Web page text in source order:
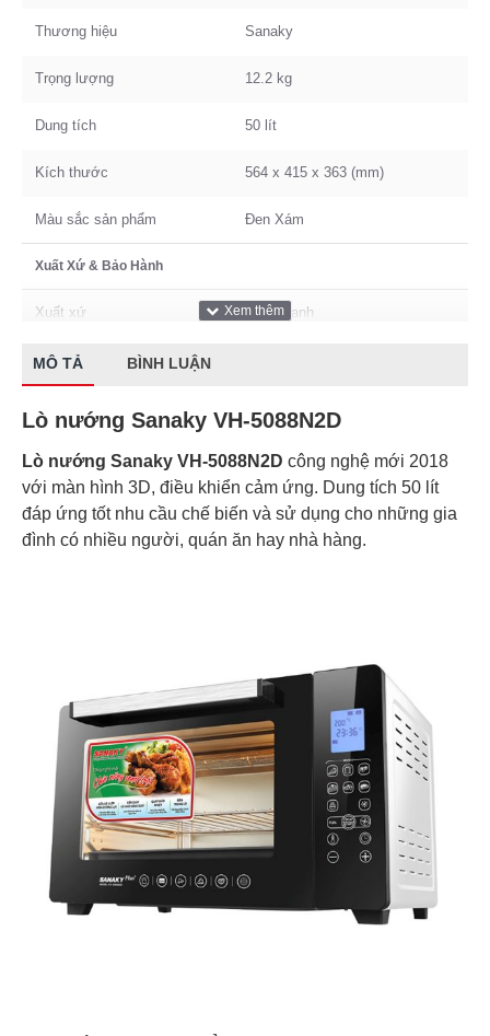
Thương hiệu Sanaky
Trọng lượng 12.2 kg
Dung tích 50 lít
Kích thước 564 x 415 x 363 (mm)
Màu sắc sản phẩm Đen Xám
Xuất Xứ & Bảo Hành
Xuất xứ Liên doanh
Bảo hành
MÔ TẢ BÌNH LUẬN
Lò nướng Sanaky VH-5088N2D
Lò nướng Sanaky VH-5088N2D công nghệ mới 2018
với màn hình 3D, điều khiển cảm ứng. Dung tích 50 lít
đáp ứng tốt nhu cầu chế biến và sử dụng cho những gia
đình có nhiều người, quán ăn hay nhà hàng.